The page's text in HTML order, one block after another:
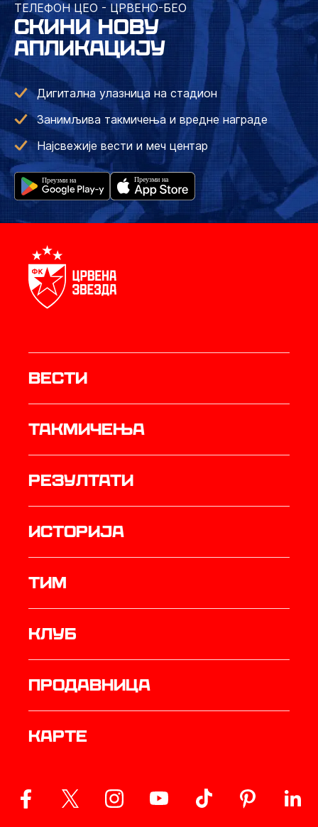
ТЕЛЕФОН ЦЕО - ЦРВЕНО-БЕО
СКИНИ НОВУ
АПЛИКАЦИЈУ
Дигитална улазница на стадион
Занимљива такмичења и вредне награде
Најсвежије вести и меч центар
Вести
Такмичења
резултати
историја
ТИМ
Клуб
продавница
Карте